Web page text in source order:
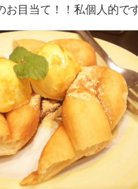
お目当て！！私個人的で